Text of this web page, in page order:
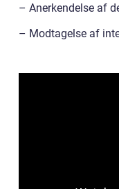
– Anerkendelse af
– Modtagelse af